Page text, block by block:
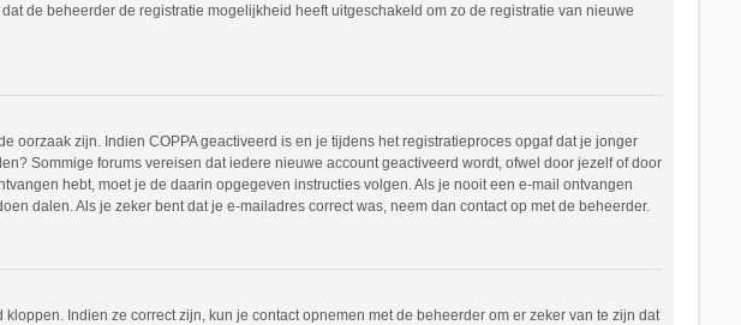
de beheerder de registratie mogelijkheid heeft uitgeschakeld om zo de registratie van nieuwe
zijn. Indien COPPA geactiveerd is en je tijdens het registratieproces opgaf dat je jonger
Sommige forums vereisen dat iedere nieuwe account geactiveerd wordt, ofwel door jezelf of door
hebt, moet je de daarin opgegeven instructies volgen. Als je nooit een e-mail ontvangen
dalen. Als je zeker bent dat je e-mailadres correct was, neem dan contact op met de beheerder.
Indien ze correct zijn, kun je contact opnemen met de beheerder om er zeker van te zijn dat